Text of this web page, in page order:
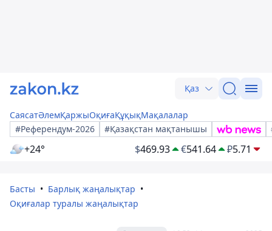
Қаз
СаясатӘлемҚаржыОқиғаҚұқықМақалалар
#Референдум-2026
#Қазақстан мақтанышы
+24° $469.93 €541.64 ₽5.71
Басты
Барлық жаңалықтар
Оқиғалар туралы жаңалықтар